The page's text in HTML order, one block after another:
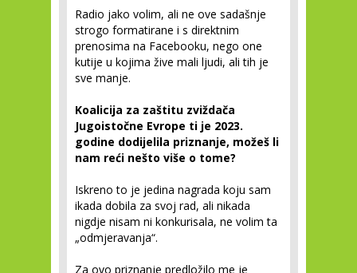
Radio jako volim, ali ne ove sadašnje
strogo formatirane i s direktnim
prenosima na Facebooku, nego one
kutije u kojima žive mali ljudi, ali tih je
sve manje.
Koalicija za zaštitu zviždača
Jugoistočne Evrope ti je 2023.
godine dodijelila priznanje, možeš li
nam reći nešto više o tome?
Iskreno to je jedina nagrada koju sam
ikada dobila za svoj rad, ali nikada
nigdje nisam ni konkurisala, ne volim ta
„odmjeravanja“.
Za ovo priznanje predložilo me je